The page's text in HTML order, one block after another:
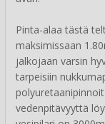
Pinta-alaa tästä
maksimissaan
jalkojaan varsin
tarpeisiin
vedenpitävyyttä